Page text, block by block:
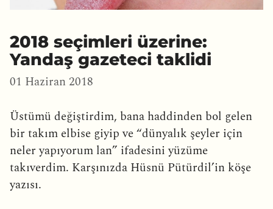
2018 seçimleri üzerine:
Yandaş gazeteci taklidi
01 Haziran 2018
Üstümü değiştirdim, bana haddinden bol gelen
bir takım elbise giyip ve “dünyalık şeyler için
neler yapıyorum lan” ifadesini yüzüme
takıverdim. Karşınızda Hüsnü Pütürdil’in köşe
yazısı.